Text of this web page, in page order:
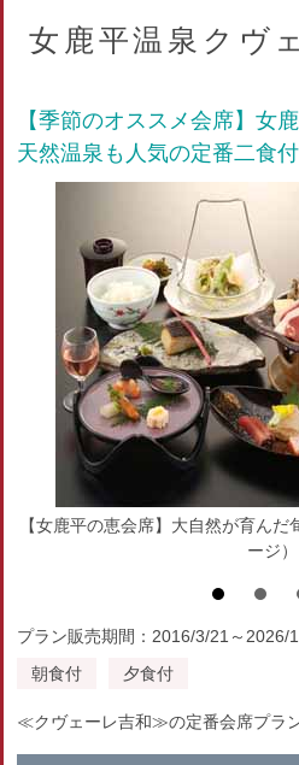
女鹿平温泉クヴ
【季節のオススメ会席】女
天然温泉も人気の定番二食
【女鹿平の恵会席】大自然が育ん
ージ）
プラン販売期間：2016/3/21～2026/
朝食付
夕食付
≪クヴェーレ吉和≫の定番会席プラ